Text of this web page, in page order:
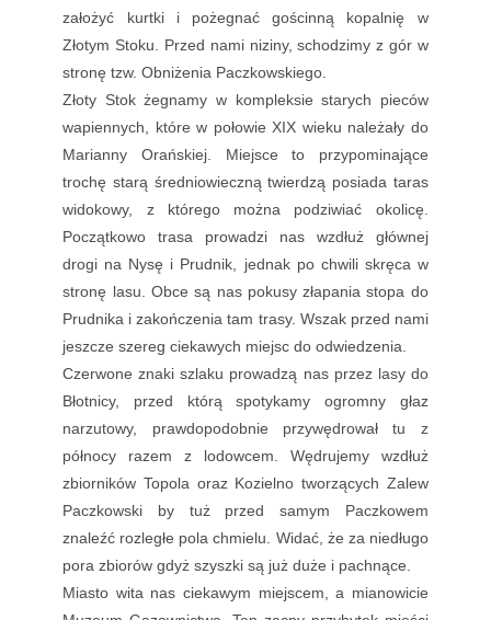
założyć kurtki i pożegnać gościnną kopalnię w
Złotym Stoku. Przed nami niziny, schodzimy z gór w
stronę tzw. Obniżenia Paczkowskiego.
Złoty Stok żegnamy w kompleksie starych pieców
wapiennych, które w połowie XIX wieku należały do
Marianny Orańskiej. Miejsce to przypominające
trochę starą średniowieczną twierdzą posiada taras
widokowy, z którego można podziwiać okolicę.
Początkowo trasa prowadzi nas wzdłuż głównej
drogi na Nysę i Prudnik, jednak po chwili skręca w
stronę lasu. Obce są nas pokusy złapania stopa do
Prudnika i zakończenia tam trasy. Wszak przed nami
jeszcze szereg ciekawych miejsc do odwiedzenia.
Czerwone znaki szlaku prowadzą nas przez lasy do
Błotnicy, przed którą spotykamy ogromny głaz
narzutowy, prawdopodobnie przywędrował tu z
północy razem z lodowcem. Wędrujemy wzdłuż
zbiorników Topola oraz Kozielno tworzących Zalew
Paczkowski by tuż przed samym Paczkowem
znaleźć rozległe pola chmielu. Widać, że za niedługo
pora zbiorów gdyż szyszki są już duże i pachnące.
Miasto wita nas ciekawym miejscem, a mianowicie